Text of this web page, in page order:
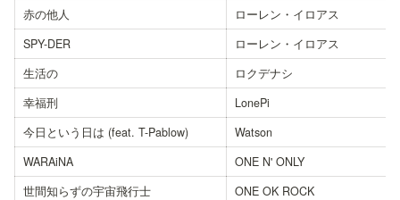
赤の他人
ローレン・イロアス
SPY-DER
ローレン・イロアス
生活の
ロクデナシ
幸福刑
LonePi
今日という日は (feat. T-Pablow)
Watson
WARAiNA
ONE N' ONLY
世間知らずの宇宙飛行士
ONE OK ROCK